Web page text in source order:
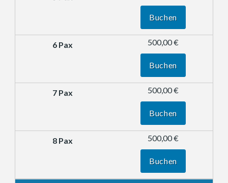
Buchen
500,00 €
Buchen
500,00 €
Buchen
500,00 €
Buchen